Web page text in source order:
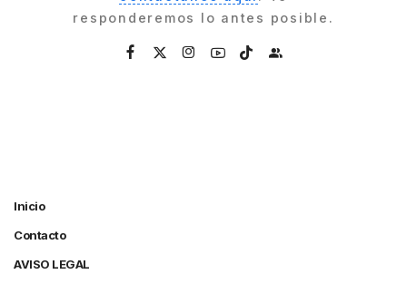
responderemos lo antes posible.
Inicio
Contacto
AVISO LEGAL